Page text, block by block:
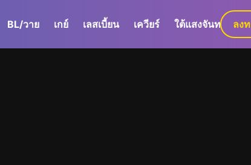
BL/วาย เกย์ เลสเบี้ยน เควียร์ ใต้แสงจันทร์ ลง